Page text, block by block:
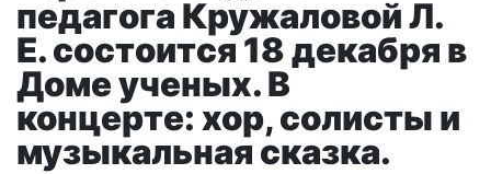
педагога Кружаловой Л.
Е. состоится 18 декабря в
Доме ученых. В
концерте: хор, солисты и
музыкальная сказка.